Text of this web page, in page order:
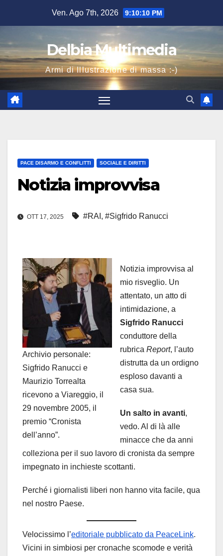
Ven. Ago 7th, 2026 9:10:11 PM
Delbia Multimedia
Armi di Illustrazione di massa :-)
PACE DISARMO E CONFLITTI SOCIALE E DIRITTI
Notizia improvvisa
OTT 17, 2025 #RAI , #Sigfrido Ranucci
Archivio personale:
Sigfrido Ranucci e
Maurizio Torrealta
ricevono a Viareggio, il
29 novembre 2005, il
premio “Cronista
dell’anno”.
Notizia improvvisa al
mio risveglio. Un
attentato, un atto di
intimidazione, a
Sigfrido Ranucci
conduttore della
rubrica Report, l’auto
distrutta da un ordigno
esploso davanti a
casa sua.
Un salto in avanti,
vedo. Al di là alle
minacce che da anni
colleziona per il suo lavoro di cronista da sempre
impegnato in inchieste scottanti.
Perché i giornalisti liberi non hanno vita facile, qua
nel nostro Paese.
Velocissimo l’editoriale pubblicato da PeaceLink.
Vicini in simbiosi per cronache scomode e verità